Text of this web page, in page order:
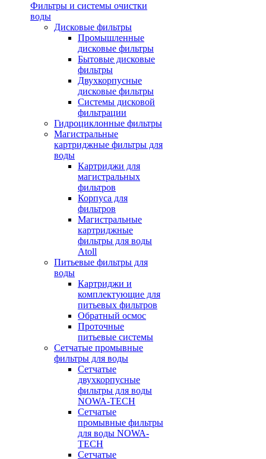
Фильтры и системы очистки
воды
Дисковые фильтры
Промышленные
дисковые фильтры
Бытовые дисковые
фильтры
Двухкорпусные
дисковые фильтры
Системы дисковой
фильтрации
Гидроциклонные фильтры
Магистральные
картриджные фильтры для
воды
Картриджи для
магистральных
фильтров
Корпуса для
фильтров
Магистральные
картриджные
фильтры для воды
Atoll
Питьевые фильтры для
воды
Картриджи и
комплектующие для
питьевых фильтров
Обратный осмос
Проточные
питьевые системы
Сетчатые промывные
фильтры для воды
Сетчатые
двухкорпусные
фильтры для воды
NOWA-TECH
Сетчатые
промывные фильтры
для воды NOWA-
TECH
Сетчатые